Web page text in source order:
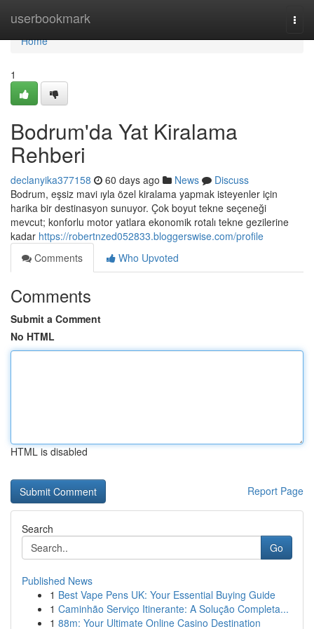
userbookmark
Home
Home
1
Bodrum'da Yat Kiralama
Rehberi
declanyika377158 60 days ago News
Discuss
Bodrum, eşsiz mavi ıyla özel kiralama yapmak isteyenler için
harika bir destinasyon sunuyor. Çok boyut tekne seçeneği
mevcut; konforlu motor yatlara ekonomik rotalı tekne gezilerine
kadar https://robertnzed052833.bloggerswise.com/profile
Comments
Who Upvoted
Comments
Submit a Comment
No HTML
HTML is disabled
Report Page
Search
Go
Published News
1 Best Vape Pens UK: Your Essential Buying Guide
1 Caminhão Serviço Itinerante: A Solução Completa...
1 88m: Your Ultimate Online Casino Destination